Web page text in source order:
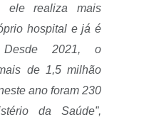
ele realiza mais
hospital e já é
Desde 2021, o
de 1,5 milhão
ano foram 230
da Saúde”,